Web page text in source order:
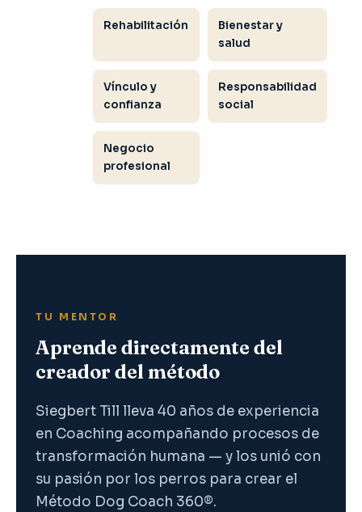
Rehabilitación
Bienestar y
salud
Vínculo y
confianza
Responsabilidad
social
Negocio
profesional
TU MENTOR
Aprende directamente del
creador del método
Siegbert Till lleva 40 años de experiencia
en Coaching acompañando procesos de
transformación humana — y los unió con
su pasión por los perros para crear el
Método Dog Coach 360®.